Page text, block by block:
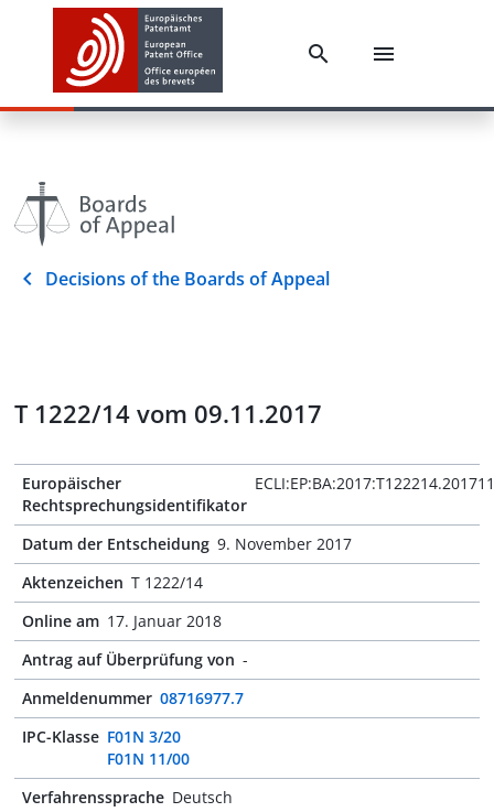
Decisions of the Boards of Appeal
T 1222/14 vom 09.11.2017
Europäischer
Rechtsprechungsidentifikator
Datum der Entscheidung 9. November 2017
Aktenzeichen T 1222/14
Online am 17. Januar 2018
Antrag auf Überprüfung von -
Anmeldenummer 08716977.7
IPC-Klasse F01N 3/20
F01N 11/00
Verfahrenssprache Deutsch